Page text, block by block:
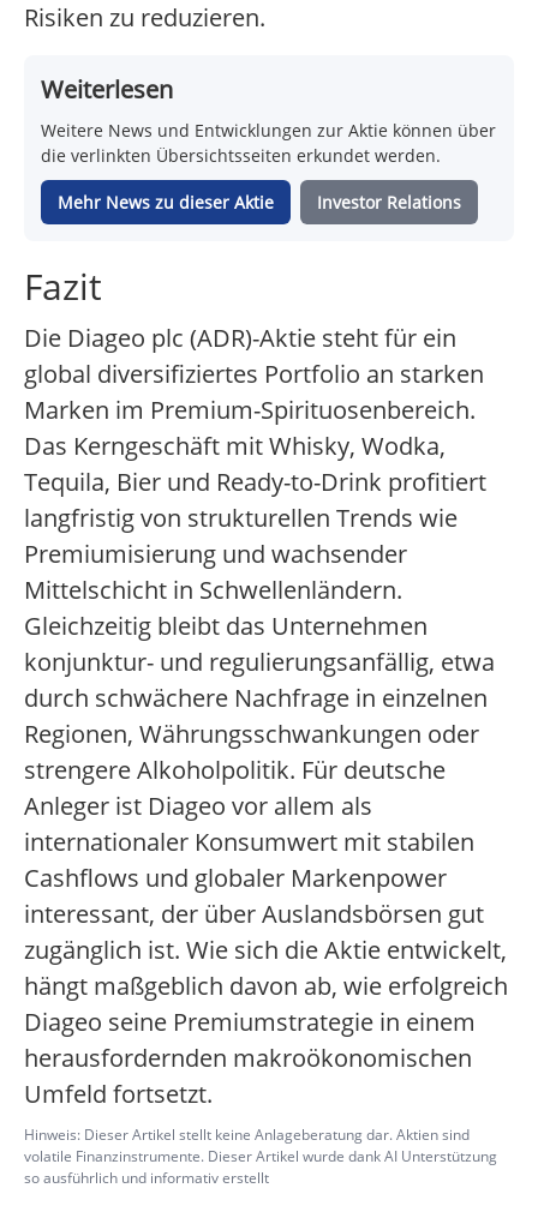
Risiken zu reduzieren.
Weiterlesen
Weitere News und Entwicklungen zur Aktie können über
die verlinkten Übersichtsseiten erkundet werden.
Mehr News zu dieser Aktie Investor Relations
Fazit
Die Diageo plc (ADR)-Aktie steht für ein
global diversifiziertes Portfolio an starken
Marken im Premium-Spirituosenbereich.
Das Kerngeschäft mit Whisky, Wodka,
Tequila, Bier und Ready-to-Drink profitiert
langfristig von strukturellen Trends wie
Premiumisierung und wachsender
Mittelschicht in Schwellenländern.
Gleichzeitig bleibt das Unternehmen
konjunktur- und regulierungsanfällig, etwa
durch schwächere Nachfrage in einzelnen
Regionen, Währungsschwankungen oder
strengere Alkoholpolitik. Für deutsche
Anleger ist Diageo vor allem als
internationaler Konsumwert mit stabilen
Cashflows und globaler Markenpower
interessant, der über Auslandsbörsen gut
zugänglich ist. Wie sich die Aktie entwickelt,
hängt maßgeblich davon ab, wie erfolgreich
Diageo seine Premiumstrategie in einem
herausfordernden makroökonomischen
Umfeld fortsetzt.
Hinweis: Dieser Artikel stellt keine Anlageberatung dar. Aktien sind
volatile Finanzinstrumente. Dieser Artikel wurde dank AI Unterstützung
so ausführlich und informativ erstellt